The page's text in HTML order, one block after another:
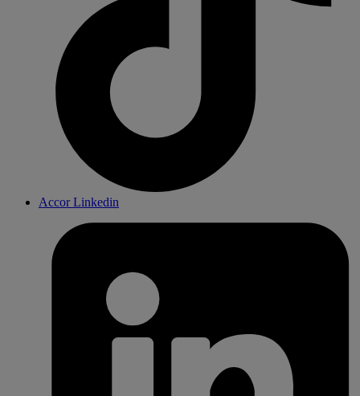
Accor Linkedin